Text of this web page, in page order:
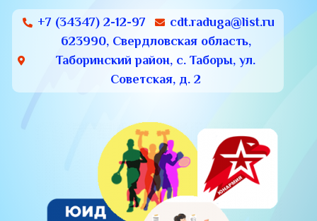
+7 (34347) 2-12-97
cdt.raduga@list.ru
623990, Свердловская область,
Таборинский район, с. Таборы, ул.
Советская, д. 2